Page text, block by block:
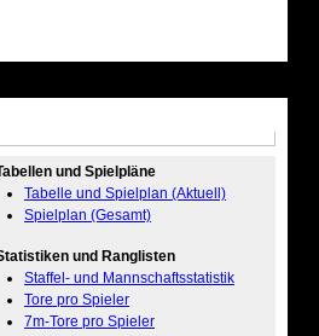
und Spielpläne
Tabelle und Spielplan (Aktuell)
Spielplan (Gesamt)
und Ranglisten
Staffel- und Mannschaftsstatistik
Tore pro Spieler
7m-Tore pro Spieler